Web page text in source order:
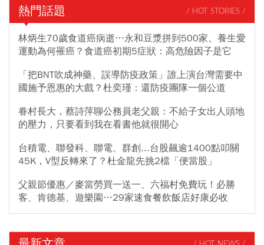
熱門話題 / HOT STORIES /
林炳生70歲食道癌病逝…永和豆漿拼到500家、養生愛
運動為何罹癌？食道癌初期5症狀：高危險因子是它
「把BNT吹成神藥、誤導防疫政策」誰上演台灣需要中
國施予恩惠的大戲？杜奕瑾：還防疫團隊一個公道
眷村長大，蔡詩萍聊公務員老父親：不給子女出人頭地
的壓力，只要看到我在看書他就很開心
台積電、聯發科、聯電、群創...台股飆逾1400點叩關
45K，V型反轉來了？杜金龍先挑2檔「便當股」
父親節優惠／麥當勞買一送一、六福村免費玩！必勝
客、肯德基、遊樂園…29家速食餐飲飯店好康必收